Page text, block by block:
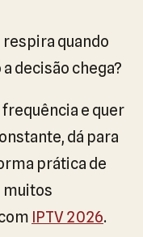
respira quando
decisão chega?
e quer
dá para
prática de
muitos
IPTV 2026.